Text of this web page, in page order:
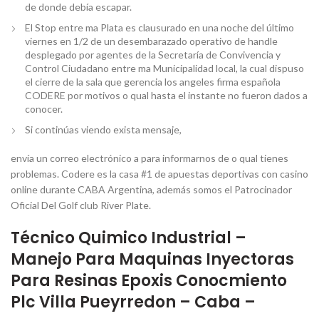
de donde debía escapar.
El Stop entre ma Plata es clausurado en una noche del último
viernes en 1/2 de un desembarazado operativo de handle
desplegado por agentes de la Secretaría de Convivencia y
Control Ciudadano entre ma Municipalidad local, la cual dispuso
el cierre de la sala que gerencia los angeles firma española
CODERE por motivos o qual hasta el instante no fueron dados a
conocer.
Si continúas viendo exista mensaje,
envía un correo electrónico a para informarnos de o qual tienes
problemas. Codere es la casa #1 de apuestas deportivas con casino
online durante CABA Argentina, además somos el Patrocinador
Oficial Del Golf club River Plate.
Técnico Quimico Industrial –
Manejo Para Maquinas Inyectoras
Para Resinas Epoxis Conocmiento
Plc Villa Pueyrredon – Caba –